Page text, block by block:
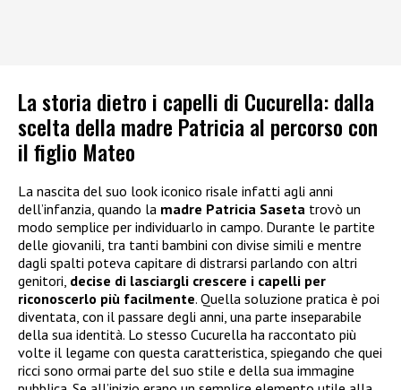
La storia dietro i capelli di Cucurella: dalla
scelta della madre Patricia al percorso con
il figlio Mateo
La nascita del suo look iconico risale infatti agli anni
dell’infanzia, quando la madre Patricia Saseta trovò un
modo semplice per individuarlo in campo. Durante le partite
delle giovanili, tra tanti bambini con divise simili e mentre
dagli spalti poteva capitare di distrarsi parlando con altri
genitori, decise di lasciargli crescere i capelli per
riconoscerlo più facilmente. Quella soluzione pratica è poi
diventata, con il passare degli anni, una parte inseparabile
della sua identità. Lo stesso Cucurella ha raccontato più
volte il legame con questa caratteristica, spiegando che quei
ricci sono ormai parte del suo stile e della sua immagine